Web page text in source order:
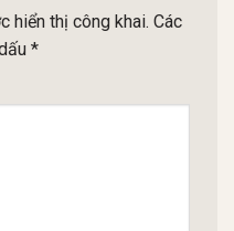
hiển thị công khai. Các
*